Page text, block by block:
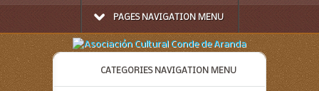
PAGES NAVIGATION MENU
CATEGORIES NAVIGATION MENU